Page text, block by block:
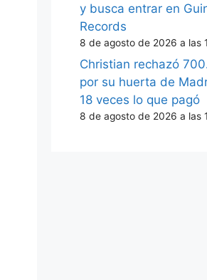
y busca entrar en
Records
8 de agosto de 2026 a las
Christian rechazó
por su huerta de
18 veces lo que pagó
8 de agosto de 2026 a las